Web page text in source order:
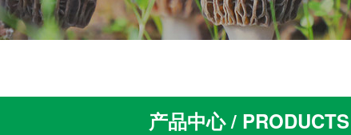
产品中心 / PRODUCTS